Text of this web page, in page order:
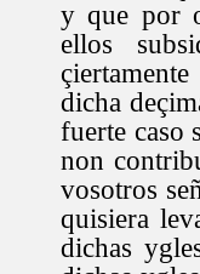
y que por
ellos
dicha
fuerte caso
non
vosotros
quisiera
dichas